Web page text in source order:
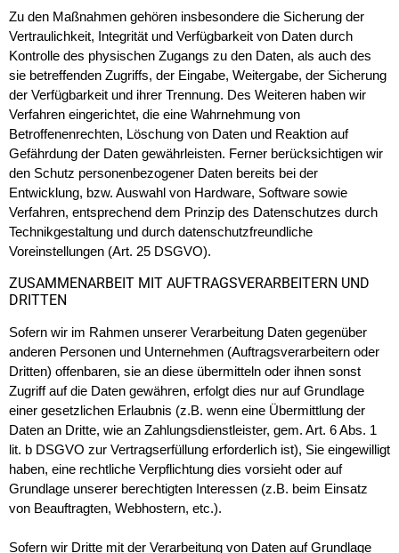
Zu den Maßnahmen gehören insbesondere die Sicherung der
Vertraulichkeit, Integrität und Verfügbarkeit von Daten durch
Kontrolle des physischen Zugangs zu den Daten, als auch des
sie betreffenden Zugriffs, der Eingabe, Weitergabe, der Sicherung
der Verfügbarkeit und ihrer Trennung. Des Weiteren haben wir
Verfahren eingerichtet, die eine Wahrnehmung von
Betroffenenrechten, Löschung von Daten und Reaktion auf
Gefährdung der Daten gewährleisten. Ferner berücksichtigen wir
den Schutz personenbezogener Daten bereits bei der
Entwicklung, bzw. Auswahl von Hardware, Software sowie
Verfahren, entsprechend dem Prinzip des Datenschutzes durch
Technikgestaltung und durch datenschutzfreundliche
Voreinstellungen (Art. 25 DSGVO).
ZUSAMMENARBEIT MIT AUFTRAGSVERARBEITERN UND
DRITTEN
Sofern wir im Rahmen unserer Verarbeitung Daten gegenüber
anderen Personen und Unternehmen (Auftragsverarbeitern oder
Dritten) offenbaren, sie an diese übermitteln oder ihnen sonst
Zugriff auf die Daten gewähren, erfolgt dies nur auf Grundlage
einer gesetzlichen Erlaubnis (z.B. wenn eine Übermittlung der
Daten an Dritte, wie an Zahlungsdienstleister, gem. Art. 6 Abs. 1
lit. b DSGVO zur Vertragserfüllung erforderlich ist), Sie eingewilligt
haben, eine rechtliche Verpflichtung dies vorsieht oder auf
Grundlage unserer berechtigten Interessen (z.B. beim Einsatz
von Beauftragten, Webhostern, etc.).
Sofern wir Dritte mit der Verarbeitung von Daten auf Grundlage